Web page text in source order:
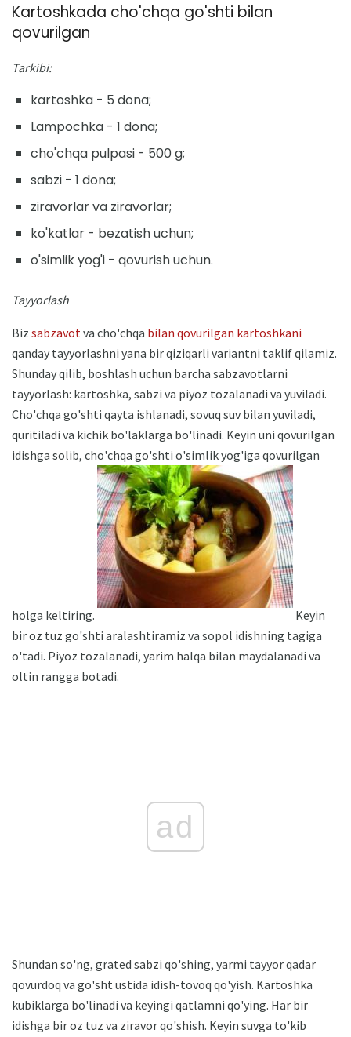
Kartoshkada cho'chqa go'shti bilan
qovurilgan
Tarkibi:
kartoshka - 5 dona;
Lampochka - 1 dona;
cho'chqa pulpasi - 500 g;
sabzi - 1 dona;
ziravorlar va ziravorlar;
ko'katlar - bezatish uchun;
o'simlik yog'i - qovurish uchun.
Tayyorlash
Biz sabzavotva cho'chqa bilan qovurilgan kartoshkani
qanday tayyorlashni yana bir qiziqarli variantni taklif qilamiz.
Shunday qilib, boshlash uchun barcha sabzavotlarni
tayyorlash: kartoshka, sabzi va piyoz tozalanadi va yuviladi.
Cho'chqa go'shti qayta ishlanadi, sovuq suv bilan yuviladi,
quritiladi va kichik bo'laklarga bo'linadi. Keyin uni qovurilgan
idishga solib, cho'chqa go'shti o'simlik yog'iga qovurilgan
holga keltiring.
Keyin
bir oz tuz go'shti aralashtiramiz va sopol idishning tagiga
o'tadi. Piyoz tozalanadi, yarim halqa bilan maydalanadi va
oltin rangga botadi.
ad
Shundan so'ng, grated sabzi qo'shing, yarmi tayyor qadar
qovurdoq va go'sht ustida idish-tovoq qo'yish. Kartoshka
kubiklarga bo'linadi va keyingi qatlamni qo'ying. Har bir
idishga bir oz tuz va ziravor qo'shish. Keyin suvga to'kib